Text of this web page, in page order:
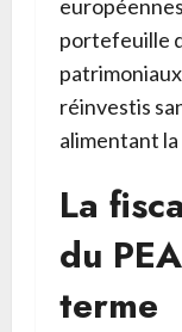
portefeuille
réinvestis
alimentant
La
du
terme